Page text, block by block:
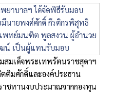
สมเด็จพระเทพรัตนราชสุดาฯ
ติมศักดิ์และองค์ประธาน
ชทานงบประมาณจากกองทุน